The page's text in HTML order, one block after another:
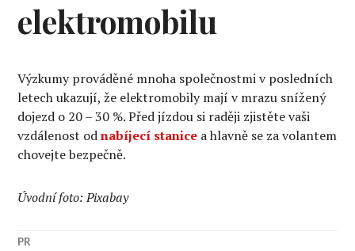
elektromobilu
Výzkumy prováděné mnoha společnostmi v posledních
letech ukazují, že elektromobily mají v mrazu snížený
dojezd o 20 – 30 %. Před jízdou si raději zjistěte vaši
vzdálenost odnabíjecí stanice a hlavně se za volantem
chovejte bezpečně.
Úvodní foto: Pixabay
PR